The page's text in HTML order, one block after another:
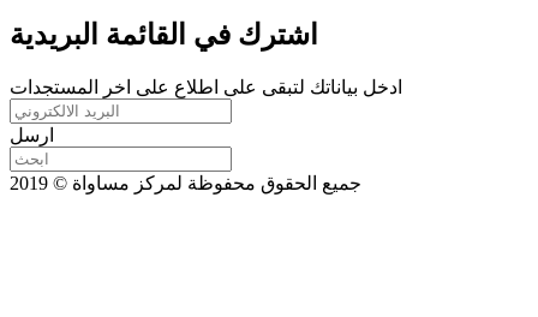
اشترك في القائمة البريدية
ادخل بياناتك لتبقى على اطلاع على اخر المستجدات
ارسل
جميع الحقوق محفوظة لمركز مساواة © 2019